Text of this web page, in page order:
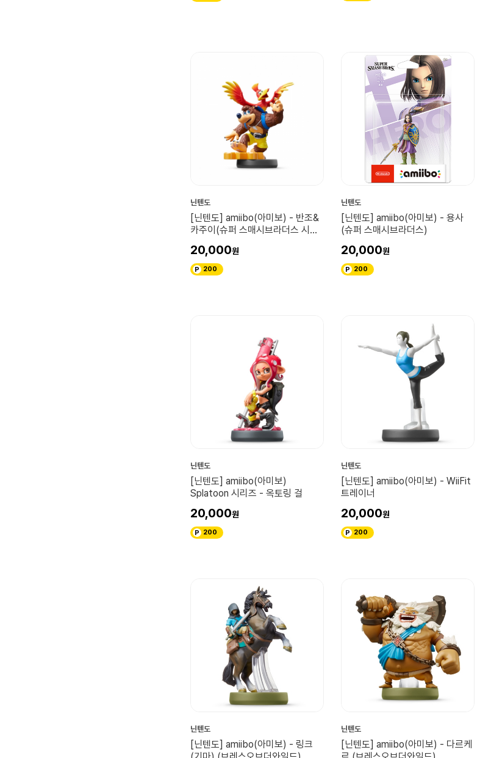
닌텐도
[닌텐도] amiibo(아미보) - 반조&
카주이(슈퍼 스매시브라더스 시리
20,000
200
닌텐도
[닌텐도] amiibo(아미보) - 용사
(슈퍼 스매시브라더스)
20,000
200
닌텐도
[닌텐도] amiibo(아미보)
Splatoon 시리즈 - 옥토링 걸
20,000
200
닌텐도
[닌텐도] amiibo(아미보) - WiiFit
트레이너
20,000
200
닌텐도
[닌텐도] amiibo(아미보) - 링크
닌텐도
[닌텐도] amiibo(아미보) - 다르케